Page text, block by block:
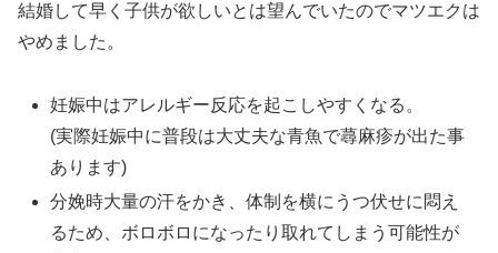
結婚して早く子供が欲しいとは望んでいたのでマツエクは
やめました。
妊娠中はアレルギー反応を起こしやすくなる。
(実際妊娠中に普段は大丈夫な青魚で蕁麻疹が出た事
あります)
分娩時大量の汗をかき、体制を横にうつ伏せに悶え
るため、ボロボロになったり取れてしまう可能性が